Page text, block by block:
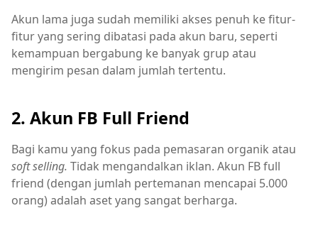
Akun lama juga sudah memiliki akses penuh ke fitur-
fitur yang sering dibatasi pada akun baru, seperti
kemampuan bergabung ke banyak grup atau
mengirim pesan dalam jumlah tertentu.
2. Akun FB Full Friend
Bagi kamu yang fokus pada pemasaran organik atau
soft selling. Tidak mengandalkan iklan. Akun FB full
friend (dengan jumlah pertemanan mencapai 5.000
orang) adalah aset yang sangat berharga.